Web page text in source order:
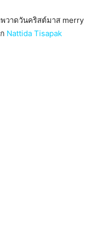
วาดวันคริสต์มาส merry
Nattida Tisapak